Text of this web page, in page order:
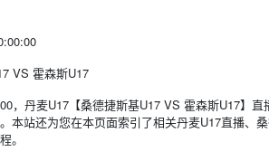
VS 霍森斯U17
，丹麦U17【桑德捷斯基U17 VS 霍森斯U17】
本站还为您在本页面索引了相关丹麦U17直播、
。